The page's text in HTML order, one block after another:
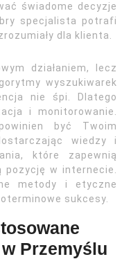
świadome decyzje
specjalista potrafi
dla klienta.
działaniem, lecz
wyszukiwarek
nie śpi. Dlatego
i monitorowanie.
być Twoim
wiedzy i
które zapewnią
w internecie.
metody i etyczne
sukcesy.
Przemyślu